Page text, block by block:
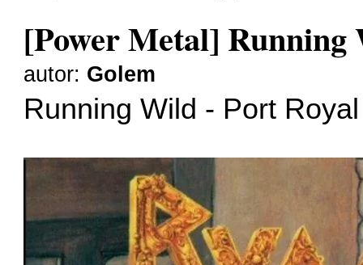
[Power Metal] Running
autor: Golem
Running Wild - Port